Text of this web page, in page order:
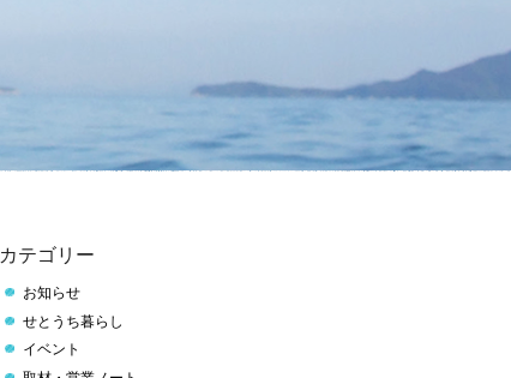
カテゴリー
お知らせ
せとうち暮らし
イベント